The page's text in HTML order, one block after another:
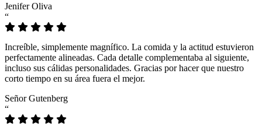
Jenifer Oliva
“
Increíble, simplemente magnífico. La comida y la actitud estuvieron
perfectamente alineadas. Cada detalle complementaba al siguiente,
incluso sus cálidas personalidades. Gracias por hacer que nuestro
corto tiempo en su área fuera el mejor.
Señor Gutenberg
“